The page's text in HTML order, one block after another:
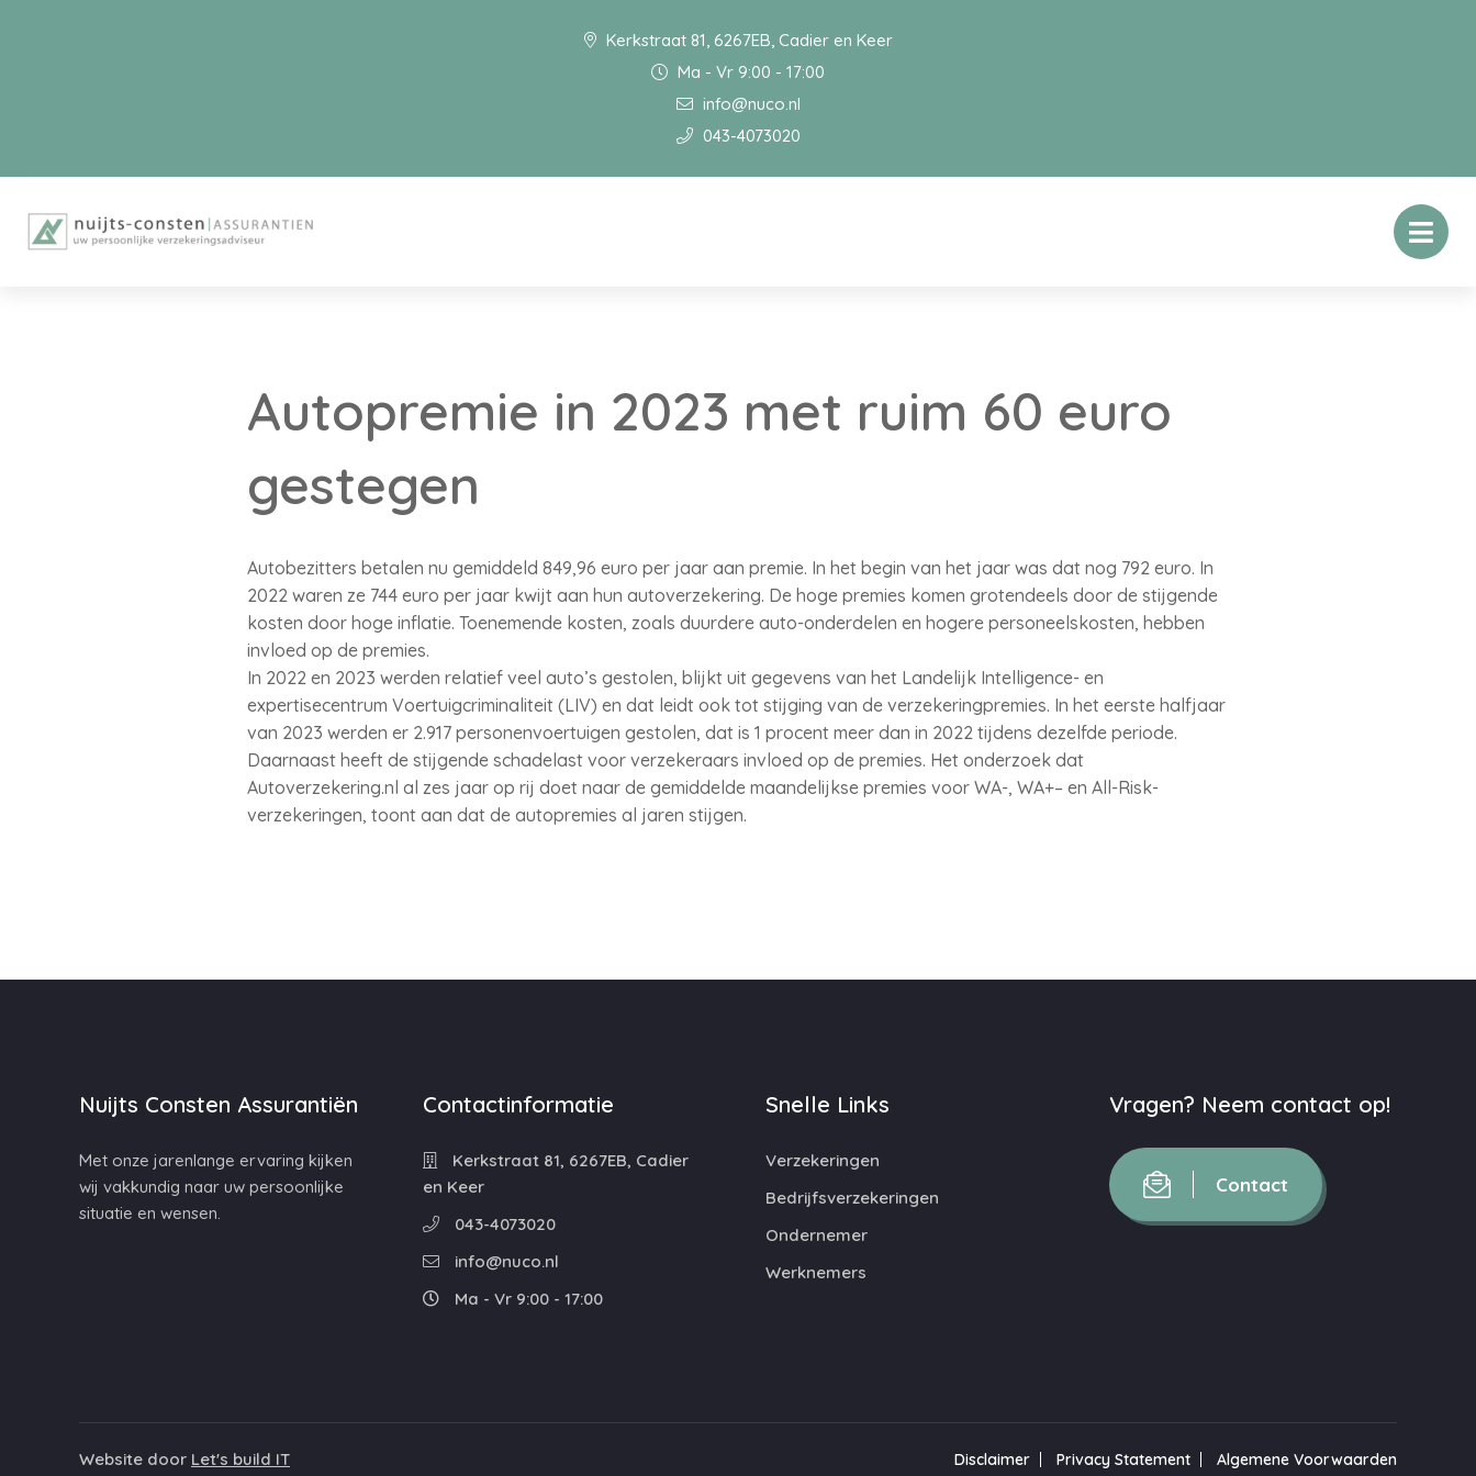
Kerkstraat 81, 6267EB, Cadier en Keer
Ma - Vr 9:00 - 17:00
info@nuco.nl
043-4073020
Autopremie in 2023 met ruim 60 euro
gestegen
Autobezitters betalen nu gemiddeld 849,96 euro per jaar aan premie. In het begin van het jaar was dat nog 792 euro. In
2022 waren ze 744 euro per jaar kwijt aan hun autoverzekering. De hoge premies komen grotendeels door de stijgende
kosten door hoge inflatie. Toenemende kosten, zoals duurdere auto-onderdelen en hogere personeelskosten, hebben
invloed op de premies.
In 2022 en 2023 werden relatief veel auto’s gestolen, blijkt uit gegevens van het Landelijk Intelligence- en
expertisecentrum Voertuigcriminaliteit (LIV) en dat leidt ook tot stijging van de verzekeringpremies. In het eerste halfjaar
van 2023 werden er 2.917 personenvoertuigen gestolen, dat is 1 procent meer dan in 2022 tijdens dezelfde periode.
Daarnaast heeft de stijgende schadelast voor verzekeraars invloed op de premies. Het onderzoek dat
Autoverzekering.nl al zes jaar op rij doet naar de gemiddelde maandelijkse premies voor WA-, WA+– en All-Risk-
verzekeringen, toont aan dat de autopremies al jaren stijgen.
Nuijts Consten Assurantiën
Met onze jarenlange ervaring kijken
wij vakkundig naar uw persoonlijke
situatie en wensen.
Contactinformatie
Kerkstraat 81, 6267EB, Cadier
en Keer
043-4073020
info@nuco.nl
Ma - Vr 9:00 - 17:00
Snelle Links
Verzekeringen
Bedrijfsverzekeringen
Ondernemer
Werknemers
Vragen? Neem contact op!
Contact
Website door Let's build IT Disclaimer Privacy Statement Algemene Voorwaarden